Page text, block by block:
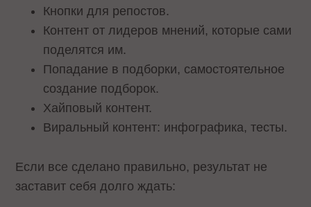
Кнопки для репостов.
Контент от лидеров мнений, которые сами
поделятся им.
Попадание в подборки, самостоятельное
создание подборок.
Хайповый контент.
Виральный контент: инфографика, тесты.
Если все сделано правильно, результат не
заставит себя долго ждать: